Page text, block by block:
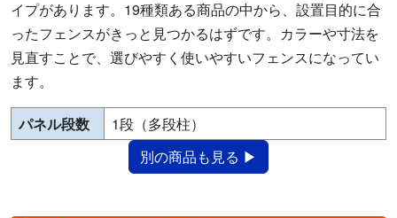
イプがあります。19種類ある商品の中から、設置目的に合
ったフェンスがきっと見つかるはずです。カラーや寸法を
見直すことで、選びやすく使いやすいフェンスになってい
ます。
パネル段数
1段（多段柱）
別の商品も見る ▶